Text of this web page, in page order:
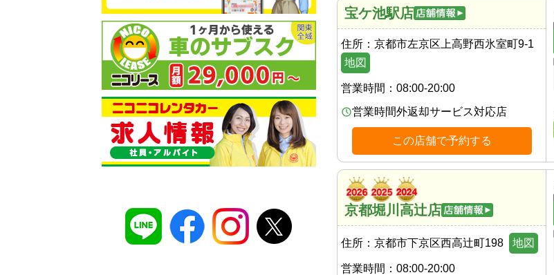
宝ケ池駅店
住所： 京都市左京区上高野西氷室町9-1
地図
営業時間： 08:00-20:00
営業時間外返却サービス対応店
この店舗で予約する
京都堀川高辻店
住所： 京都市下京区西高辻町198 地図
営業時間： 08:00-20:00